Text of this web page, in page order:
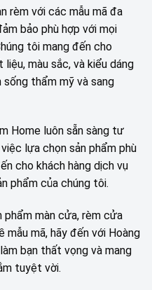
rèm với các mẫu mã đa
bảo phù hợp với mọi
tôi mang đến cho
màu sắc, và kiểu dáng
sống thẩm mỹ và sang
Home luôn sẵn sàng tư
lựa chọn sản phẩm phù
cho khách hàng dịch vụ
phẩm của chúng tôi.
phẩm màn cửa, rèm cửa
mã, hãy đến với Hoàng
bạn thất vọng và mang
tuyệt vời.